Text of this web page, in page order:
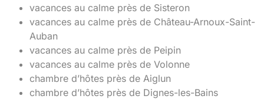
vacances au calme près de Sisteron
vacances au calme près de Château-Arnoux-Saint-
Auban
vacances au calme près de Peipin
vacances au calme près de Volonne
chambre d’hôtes près de Aiglun
chambre d’hôtes près de Dignes-les-Bains